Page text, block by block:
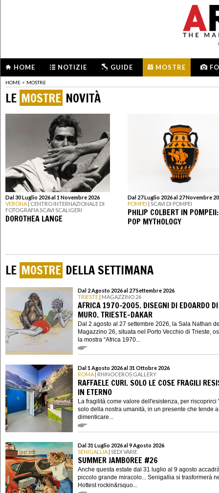
HOME NOTIZIE GUIDE MOSTRE
HOME > MOSTRE
LE MOSTRE NOVITÀ
Dal 30 Luglio 2026 al 1 Novembre 2026
VERONA | CENTRO INTERNAZIONALE DI
FOTOGRAFIA SCAVI SCALIGERI
DOROTHEA LANGE
Dal 27 Luglio 2026 al 27 Novembre
POMPEI | SCAVI DI POMPEI
PHILIP COLBERT IN POMPEII:
POP MYTHOLOGY
LE MOSTRE DELLA SETTIMANA
Dal 2 Agosto 2026 al 27 Settembre 2026
TRIESTE | MAGAZZINO 26
AFRICA 1970-2005. DISEGNI DI EDOARDO DI
MURO. TRIESTE-DAKAR
Dal 2 agosto al 27 settembre 2026, la Sala Nathan
Magazzino 26, situata nel Porto Vecchio di Trieste,
la mostra “Africa 1970...
Dal 1 Agosto 2026 al 31 Ottobre 2026
ROMA | RHINOCEROS GALLERY
RAFFAELE CURI. SOLO LE COSE FRAGILI
IN ETERNO
La fragilità come valore dell'esistenza, per riscoprirci
solo della nostra umanità, in un presente che tende
dimenticare...
Dal 31 Luglio 2026 al 9 Agosto 2026
SENIGALLIA | SEDI VARIE
SUMMER JAMBOREE #26
Anche questa estate dal 31 luglio al 9 agosto
piccolo grande miracolo... Senigallia si trasformerà
Hottest rockin&rsquo...